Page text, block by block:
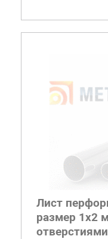
Лист
размер 1х2
отверстиями